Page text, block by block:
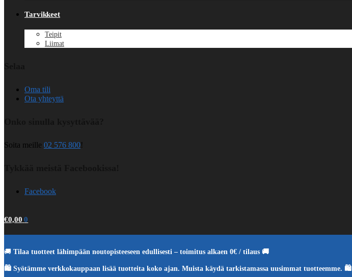
Tarvikkeet
Teipit
Liimat
Oma tili
Ota yhteyttä
Soita meille 02 576 800!
Facebook
€0,00 0
🚚 Tilaa tuotteet lähimpään noutopisteeseen edullisesti – toimitus alkaen 0€ / tilaus 🚚
🛍️ Syötämme verkkokauppaan lisää tuotteita koko ajan. Muista käydä tarkistamassa uusimmat tuotteemme. 🛍️